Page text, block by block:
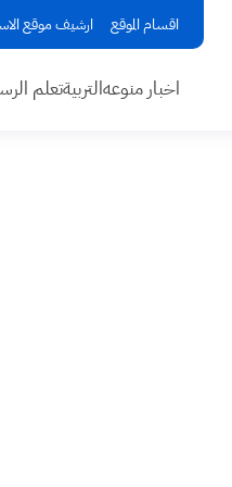
اقسام الموقع ارشيف موقع
اخبار منوعهالتربيةتعلم